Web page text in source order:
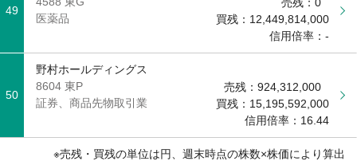
49
医薬品
買残： 12,449,814,000
信用倍率： -
50
野村ホールディングス
8604 東P
証券、商品先物取引業
売残： 924,312,000
買残： 15,195,592,000
信用倍率： 16.44
売残・買残の単位は円、週末時点の株数×株価により算出